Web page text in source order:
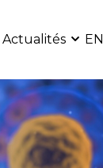
Actualités EN